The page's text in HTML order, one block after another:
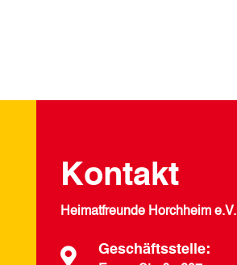
Kontakt
Heimatfreunde Horchheim e.V.
 Geschäftsstelle: